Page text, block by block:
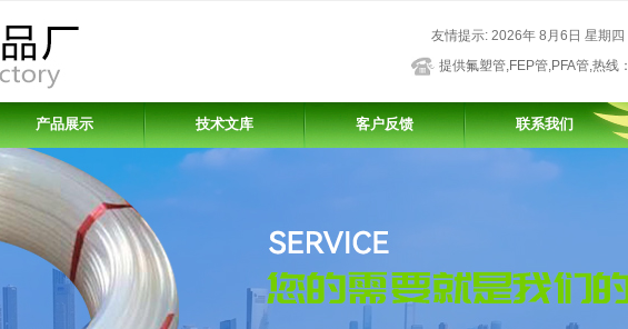
友情提示: 2026年 8月6日 星期四
提供氟塑管,FEP管,PFA管,热线：
产品展示 技术文库 客户反馈 联系我们